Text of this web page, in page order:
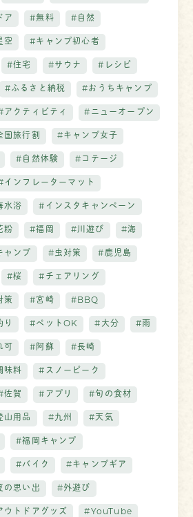
ア #無料 #自然
空 #キャンプ初心者
#住宅 #サウナ #レシピ
#ふるさと納税 #おうちキャンプ
アクティビティ #ニューオープン
国旅行割 #キャンプ女子
#自然体験 #コテージ
インフレーターマット
水浴 #インスタキャンペーン
粉 #福岡 #川遊び #海
ャンプ #虫対策 #鹿児島
#桜 #チェアリング
策 #宮崎 #BBQ
り #ペットOK #大分 #雨
#阿蘇 #長崎
味料 #スノーピーク
佐賀 #アプリ #旬の食材
山用品 #九州 #天気
#福岡キャンプ
#バイク #キャンプギア
の思い出 #外遊び
ウトドアグッズ #YouTube